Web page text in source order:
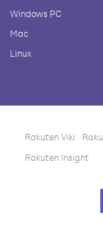
Windows PC
Mac
Linux
Rakuten Viki
Rakuten Insight